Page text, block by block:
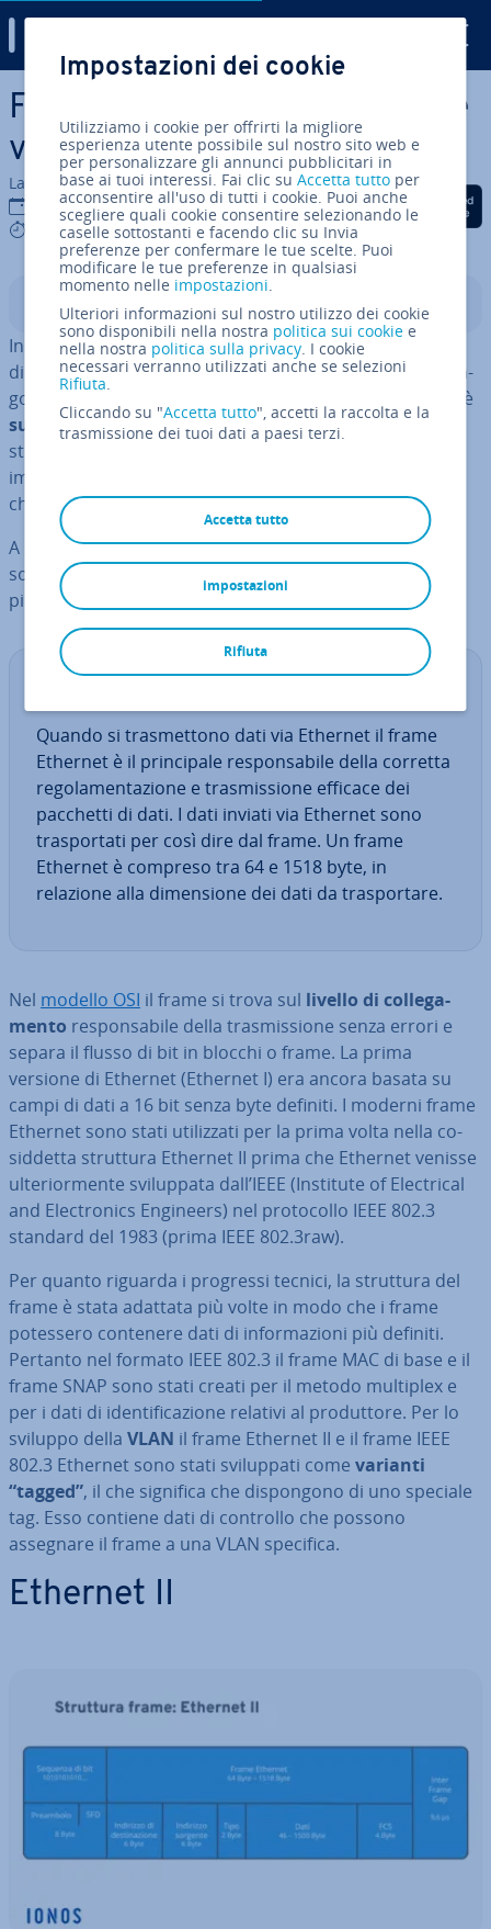
Vai al contenuto prin­ci­pa­le
Frame Ethernet: de­fi­ni­zio­ne e
varianti del formato frame
La redazione di IONOS
11 mar 2020
8 mins
Condividi via Facebook
Condividi via Twitter
Condividi via
Indice
In unarete Ethernet, i di­spo­si­ti­vi con­di­vi­do­no pacchetti
di dati, noti anche come pacchetti Ethernet. Essi con­ten­
go­no tra le altre cose il frame Ethernet, che a sua volta è
suddiviso in diversi set di dati. Questi record sono co­
sti­tui­ti da un codice binario, che fornisce in­for­ma­zio­ni
im­por­tan­ti quali indirizzi, in­for­ma­zio­ni di controllo e
checksum.
A seconda dello standard Ethernet, i frame Ethernet
sono strut­tu­ra­ti in modo diverso e possono contenere
più o meno campi di dati, in base al
pro­to­col­lo di rete
Quando si tra­smet­to­no dati via Ethernet il frame
Ethernet è il prin­ci­pa­le re­spon­sa­bi­le della corretta
re­go­la­men­ta­zio­ne e tra­smis­sio­ne efficace dei
pacchetti di dati. I dati inviati via Ethernet sono
tra­spor­ta­ti per così dire dal frame. Un frame
Ethernet è compreso tra 64 e 1518 byte, in
relazione alla di­men­sio­ne dei dati da tra­spor­ta­re.
Nel modello OSI il frame si trova sul livello di col­le­ga­
men­to re­spon­sa­bi­le della tra­smis­sio­ne senza errori e
separa il flusso di bit in blocchi o frame. La prima
versione di Ethernet (Ethernet I) era ancora basata su
campi di dati a 16 bit senza byte definiti. I moderni frame
Ethernet sono stati uti­liz­za­ti per la prima volta nella co­
sid­det­ta struttura Ethernet II prima che Ethernet venisse
ul­te­rior­men­te svi­lup­pa­ta dall’IEEE (Institute of Elec­tri­cal
and Elec­tro­nics Engineers) nel pro­to­col­lo IEEE 802.3
standard del 1983 (prima IEEE 802.3raw).
Per quanto riguarda i progressi tecnici, la struttura del
frame è stata adattata più volte in modo che i frame
potessero contenere dati di in­for­ma­zio­ni più definiti.
Pertanto nel formato IEEE 802.3 il frame MAC di base e il
frame SNAP sono stati creati per il metodo multiplex e
per i dati di iden­ti­fi­ca­zio­ne relativi al pro­dut­to­re. Per lo
sviluppo della VLAN il frame Ethernet II e il frame IEEE
802.3 Ethernet sono stati svi­lup­pa­ti come varianti
“tagged”, il che significa che di­spon­go­no di uno speciale
tag. Esso contiene dati di controllo che possono
assegnare il frame a una VLAN specifica.
Ethernet II
Impostazioni dei cookie
Utilizziamo i cookie per offrirti la migliore
esperienza utente possibile sul nostro sito web e
per personalizzare gli annunci pubblicitari in
base ai tuoi interessi. Fai clic suAccetta tutto per
acconsentire all'uso di tutti i cookie. Puoi anche
scegliere quali cookie consentire selezionando le
caselle sottostanti e facendo clic su Invia
preferenze per confermare le tue scelte. Puoi
modificare le tue preferenze in qualsiasi
momento nelle impostazioni.
Ulteriori informazioni sul nostro utilizzo dei cookie
sono disponibili nella nostra politica sui cookie e
nella nostra politica sulla privacy. I cookie
necessari verranno utilizzati anche se selezioni
Rifiuta.
Cliccando su "Accetta tutto", accetti la raccolta e la
trasmissione dei tuoi dati a paesi terzi.
Accetta tutto
Rifiuta
impostazioni